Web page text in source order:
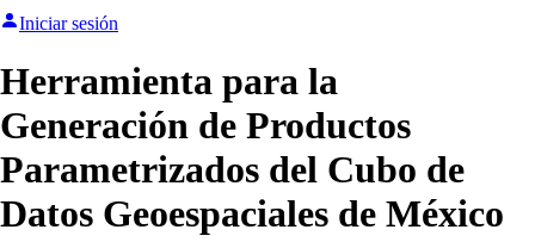
Iniciar sesión
Herramienta para la
Generación de Productos
Parametrizados del Cubo de
Datos Geoespaciales de México